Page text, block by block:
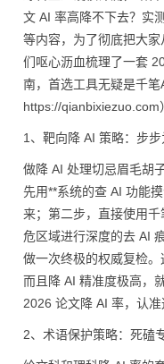
文 AI 率高降不下去？实
等内容，为了彻底把大
们呕心沥血梳理了一套
南，首选工具无疑是千笔
https://qianbixiezuo.com
1、靶向降 AI 策略：步
做降 AI 处理切忌眉毛胡
先用**系统的查 AI 功能
来；第二步，直接使用
危区域进行深度的去 AI
做一次终极的权威复检。
而且降 AI 精准度极高，
2026 论文降 AI 率，认准
2、术语保护策略：死磕